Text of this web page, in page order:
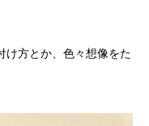
け方とか、色々想像をた